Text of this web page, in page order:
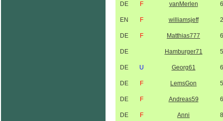
DE F vanMerlen
EN F williamsjeff
DE F Matthias777
DE Hamburger71
DE U Georg61
DE F LemsGon
DE F Andreas59
DE F Anni